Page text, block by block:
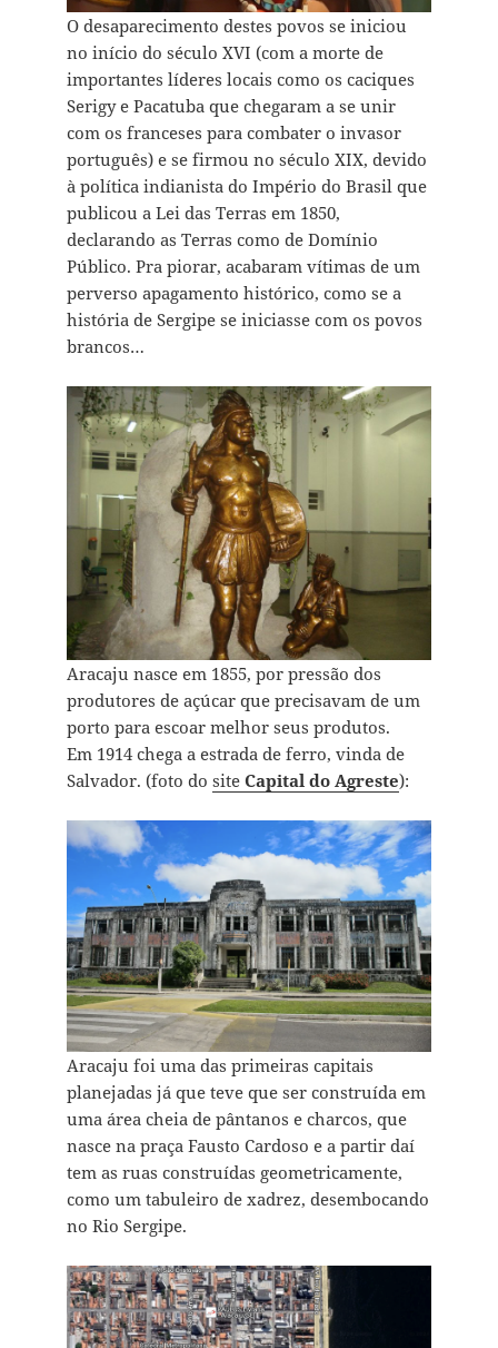
O desaparecimento destes povos se iniciou
no início do século XVI (com a morte de
importantes líderes locais como os caciques
Serigy e Pacatuba que chegaram a se unir
com os franceses para combater o invasor
português) e se firmou no século XIX, devido
à política indianista do Império do Brasil que
publicou a Lei das Terras em 1850,
declarando as Terras como de Domínio
Público. Pra piorar, acabaram vítimas de um
perverso apagamento histórico, como se a
história de Sergipe se iniciasse com os povos
brancos…
Aracaju nasce em 1855, por pressão dos
produtores de açúcar que precisavam de um
porto para escoar melhor seus produtos.
Em 1914 chega a estrada de ferro, vinda de
Salvador. (foto do site Capital do Agreste):
Aracaju foi uma das primeiras capitais
planejadas já que teve que ser construída em
uma área cheia de pântanos e charcos, que
nasce na praça Fausto Cardoso e a partir daí
tem as ruas construídas geometricamente,
como um tabuleiro de xadrez, desembocando
no Rio Sergipe.